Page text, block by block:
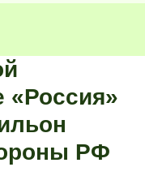
«Россия»
РФ